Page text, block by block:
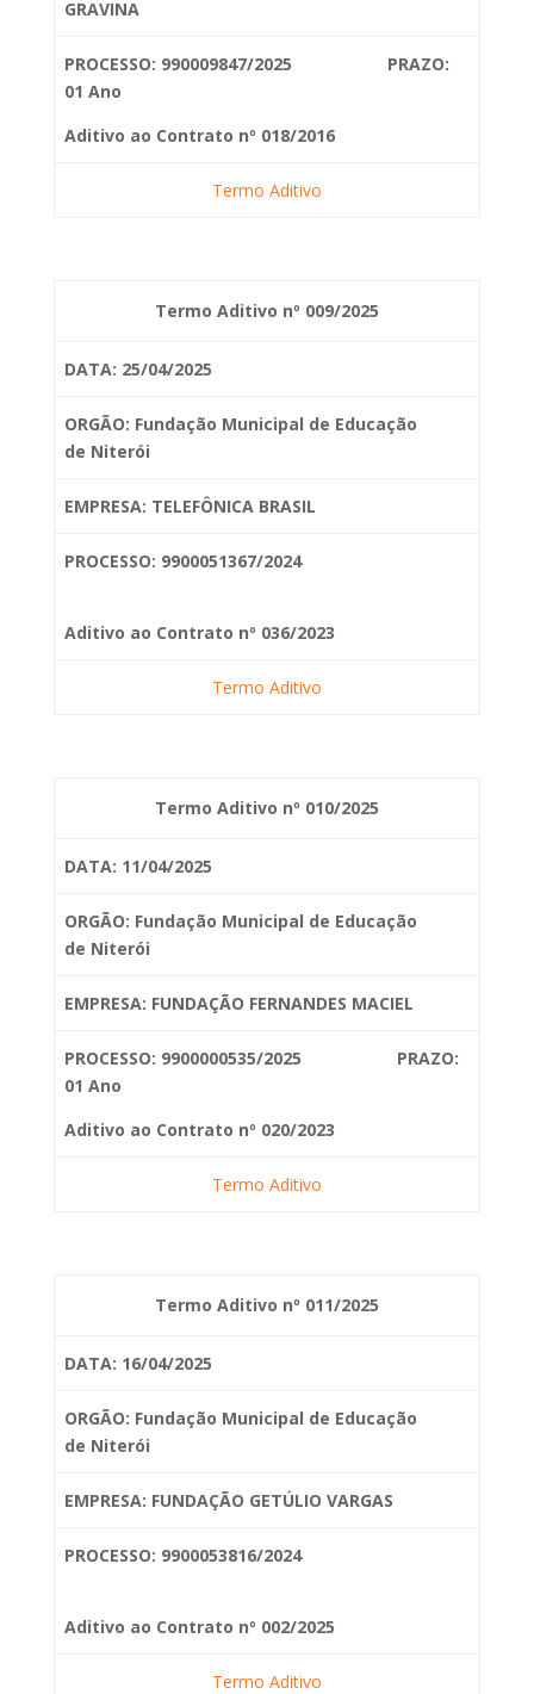
GRAVINA
PROCESSO: 990009847/2025 PRAZO:
01 Ano
Aditivo ao Contrato nº 018/2016
Termo Aditivo
Termo Aditivo nº 009/2025
DATA: 25/04/2025
ORGÃO: Fundação Municipal de Educação
de Niterói
EMPRESA: TELEFÔNICA BRASIL
PROCESSO: 9900051367/2024
Aditivo ao Contrato nº 036/2023
Termo Aditivo
Termo Aditivo nº 010/2025
DATA: 11/04/2025
ORGÃO: Fundação Municipal de Educação
de Niterói
EMPRESA: FUNDAÇÃO FERNANDES MACIEL
PROCESSO: 9900000535/2025 PRAZO:
01 Ano
Aditivo ao Contrato nº 020/2023
Termo Aditivo
Termo Aditivo nº 011/2025
DATA: 16/04/2025
ORGÃO: Fundação Municipal de Educação
de Niterói
EMPRESA: FUNDAÇÃO GETÚLIO VARGAS
PROCESSO: 9900053816/2024
Aditivo ao Contrato nº 002/2025
Termo Aditivo